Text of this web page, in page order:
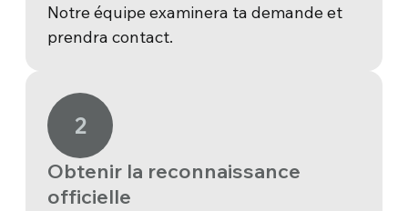
Notre équipe examinera ta demande et
prendra contact.
2
Obtenir la reconnaissance
officielle